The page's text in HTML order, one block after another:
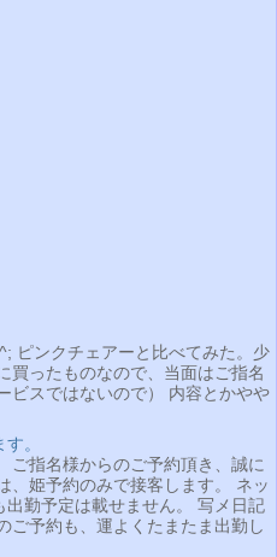
ピンクチェアーと比べてみた。少
買ったものなので、当面はご指名
ビスではないので） 内容とかやや
。
ご指名様からのご予約頂き、誠に
、姫予約のみで接客します。 ネッ
出勤予定は載せません。 写メ日記
ご予約も、運よくたまたま出勤し